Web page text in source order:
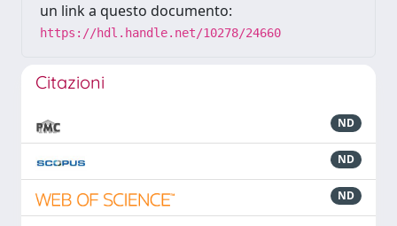
un link a questo documento:
https://hdl.handle.net/10278/24660
Citazioni
ND
ND
ND